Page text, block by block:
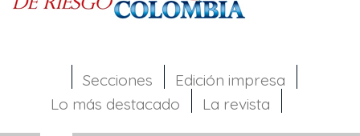
Secciones
Edición impresa
Lo más destacado
La revista